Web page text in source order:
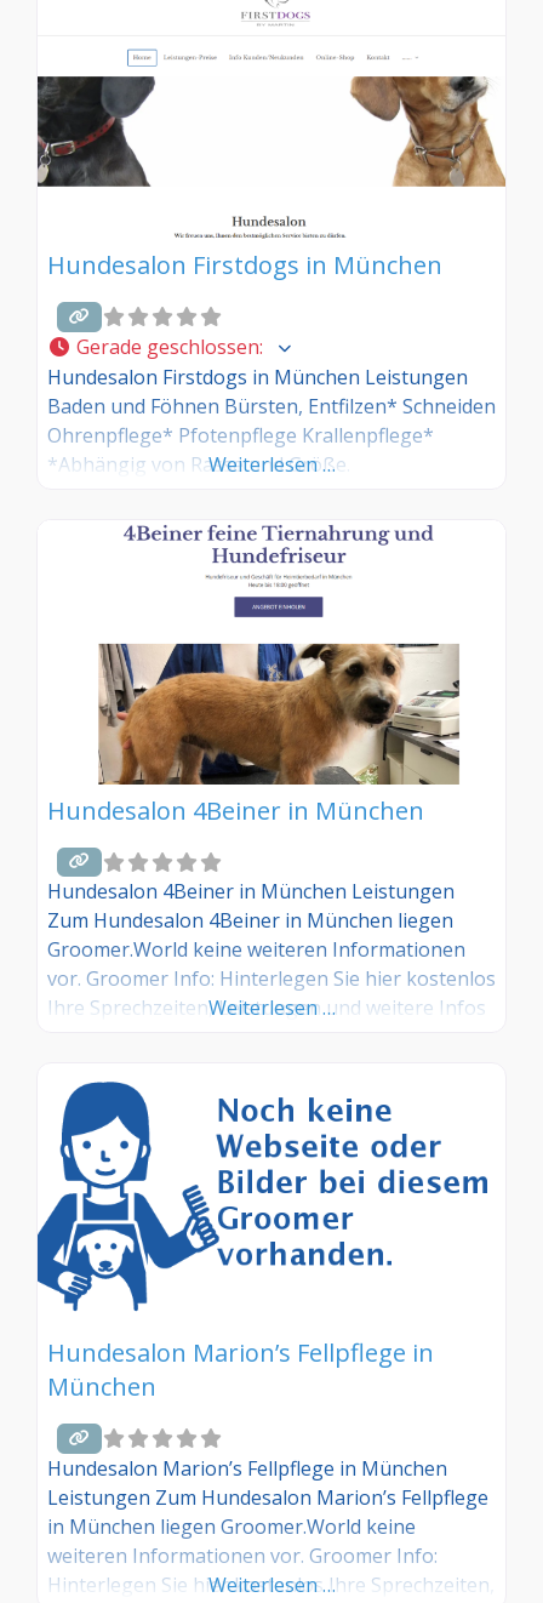
Sie Ihre Erfahrungen über die
Hundebesitzer/innen!
Hundesalon Firstdogs in München
Gerade geschlossen:
Hundesalon Firstdogs in München Leistungen
Baden und Föhnen Bürsten, Entfilzen* Schneiden
Ohrenpflege* Pfotenpflege Krallenpflege*
*Abhängig von Rasse und Größe.
Weiterlesen …
Hundesalon 4Beiner in München
Hundesalon 4Beiner in München Leistungen
Zum Hundesalon 4Beiner in München liegen
Groomer.World keine weiteren Informationen
vor. Groomer Info: Hinterlegen Sie hier kostenlos
Ihre Sprechzeiten, Leistungen und weitere Infos
über die Kommentarfunktion unten mit anderen
Hundebesitzer/innen!
Weiterlesen …
Hundesalon Marion’s Fellpflege in
München
Hundesalon Marion’s Fellpflege in München
Leistungen Zum Hundesalon Marion’s Fellpflege
in München liegen Groomer.World keine
weiteren Informationen vor. Groomer Info:
Hinterlegen Sie hier kostenlos Ihre Sprechzeiten,
Weiterlesen …